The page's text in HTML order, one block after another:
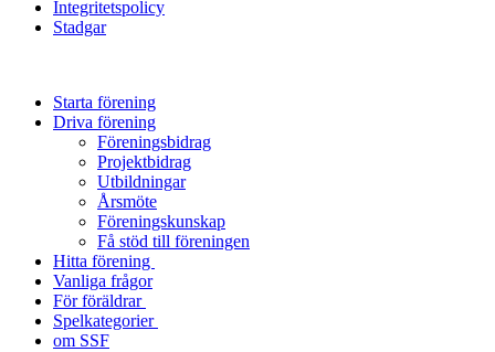
Integritetspolicy
Stadgar
Starta förening
Driva förening
Föreningsbidrag
Projektbidrag
Utbildningar
Årsmöte
Föreningskunskap
Få stöd till föreningen
Hitta förening
Vanliga frågor
För föräldrar
Spelkategorier
om SSF